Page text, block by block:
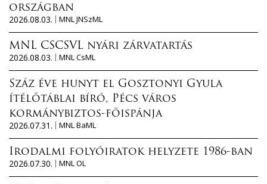
országban
2026.08.03.
MNL JNSzML
MNL CSCSVL nyári zárvatartás
2026.08.03.
MNL CsML
Száz éve hunyt el Gosztonyi Gyula
ítélőtáblai bíró, Pécs város
kormánybiztos-főispánja
2026.07.31.
MNL BaML
Irodalmi folyóiratok helyzete 1986-ban
2026.07.30.
MNL OL